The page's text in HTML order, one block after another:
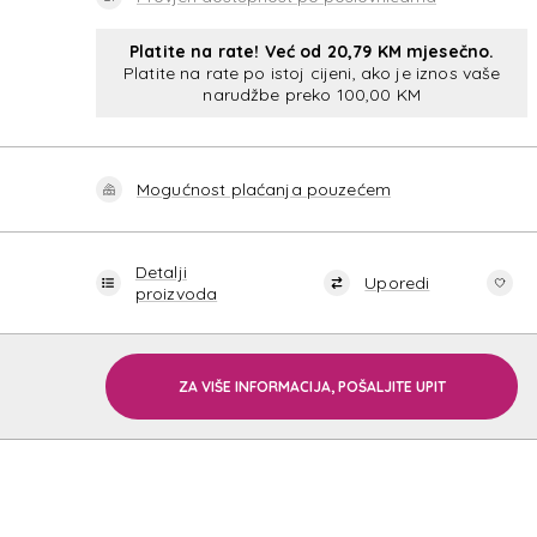
Platite na rate! Već od 20,79 KM mjesečno.
Platite na rate po istoj cijeni, ako je iznos vaše
narudžbe preko 100,00 KM
Mogućnost plaćanja pouzećem
Detalji
proizvoda
Uporedi
ZA VIŠE INFORMACIJA, POŠALJITE UPIT